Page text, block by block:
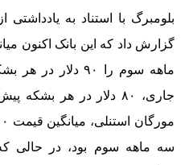
بلومبرگ با استناد به یادداشتی
گزارش داد که این بانک اکنون
ماهه سوم را ۹۰
جاری، ۸۰ دلار در هر
سه ماهه سوم بود، در حالی